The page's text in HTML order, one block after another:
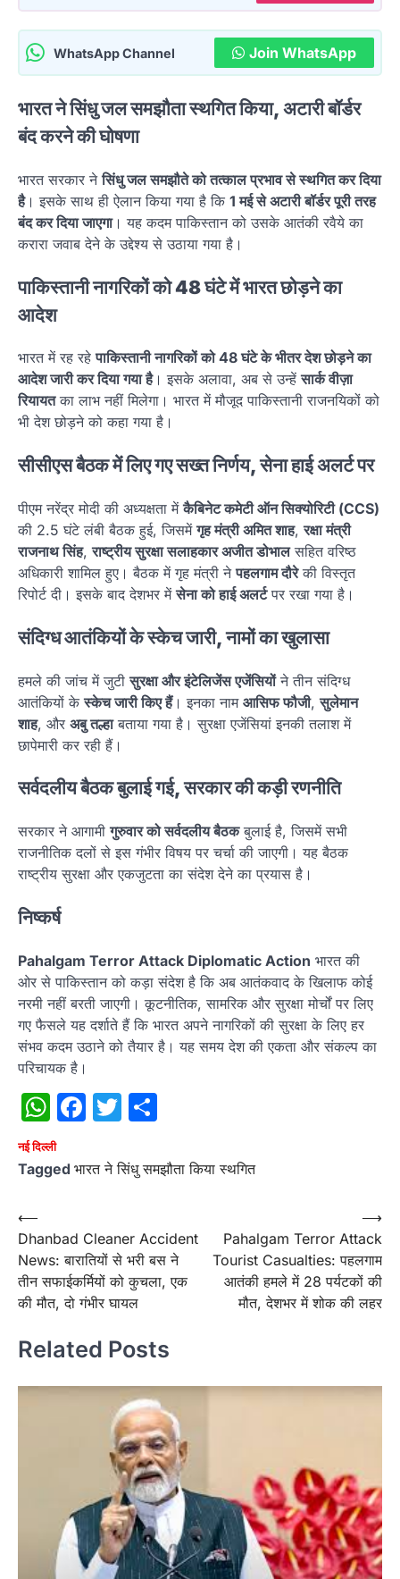
WhatsApp Channel Join WhatsApp
भारत ने सिंधु जल समझौता स्थगित किया, अटारी बॉर्डर
बंद करने की घोषणा
भारत सरकार नेसिंधु जल समझौते को तत्काल प्रभाव से स्थगित कर दिया
है। इसके साथ ही ऐलान किया गया है कि 1 मई से अटारी बॉर्डर पूरी तरह
बंद कर दिया जाएगा। यह कदम पाकिस्तान को उसके आतंकी रवैये का
करारा जवाब देने के उद्देश्य से उठाया गया है।
पाकिस्तानी नागरिकों को 48 घंटे में भारत छोड़ने का
आदेश
भारत में रह रहेपाकिस्तानी नागरिकों को 48 घंटे के भीतर देश छोड़ने का
आदेश जारी कर दिया गया है। इसके अलावा, अब से उन्हेंसार्क वीज़ा
रियायतका लाभ नहीं मिलेगा। भारत में मौजूद पाकिस्तानी राजनयिकों को
भी देश छोड़ने को कहा गया है।
सीसीएस बैठक में लिए गए सख्त निर्णय, सेना हाई अलर्ट पर
पीएम नरेंद्र मोदी की अध्यक्षता मेंकैबिनेट कमेटी ऑन सिक्योरिटी (CCS)
की 2.5 घंटे लंबी बैठक हुई, जिसमेंगृह मंत्री अमित शाह,रक्षा मंत्री
राजनाथ सिंह,राष्ट्रीय सुरक्षा सलाहकार अजीत डोभालसहित वरिष्ठ
अधिकारी शामिल हुए। बैठक में गृह मंत्री नेपहलगाम दौरेकी विस्तृत
रिपोर्ट दी। इसके बाद देशभर मेंसेना को हाई अलर्टपर रखा गया है।
संदिग्ध आतंकियों के स्केच जारी, नामों का खुलासा
हमले की जांच में जुटीसुरक्षा और इंटेलिजेंस एजेंसियोंने तीन संदिग्ध
आतंकियों केस्केच जारी किए हैं। इनका नाम आसिफ फौजी,सुलेमान
शाह, और अबु तल्हाबताया गया है। सुरक्षा एजेंसियां इनकी तलाश में
छापेमारी कर रही हैं।
सर्वदलीय बैठक बुलाई गई, सरकार की कड़ी रणनीति
सरकार ने आगामीगुरुवार को सर्वदलीय बैठकबुलाई है, जिसमें सभी
राजनीतिक दलों से इस गंभीर विषय पर चर्चा की जाएगी। यह बैठक
राष्ट्रीय सुरक्षा और एकजुटता का संदेश देने का प्रयास है।
निष्कर्ष
Pahalgam Terror Attack Diplomatic Action भारत की
ओर से पाकिस्तान को कड़ा संदेश है कि अब आतंकवाद के खिलाफ कोई
नरमी नहीं बरती जाएगी। कूटनीतिक, सामरिक और सुरक्षा मोर्चों पर लिए
गए फैसले यह दर्शाते हैं कि भारत अपने नागरिकों की सुरक्षा के लिए हर
संभव कदम उठाने को तैयार है। यह समय देश की एकता और संकल्प का
परिचायक है।
WhatsApp
Facebook
Twitter
नई दिल्ली
Tagged भारत ने सिंधु समझौता किया स्थगित
Post
navigation
⟵
Dhanbad Cleaner Accident
News: बारातियों से भरी बस ने
तीन सफाईकर्मियों को कुचला, एक
की मौत, दो गंभीर घायल
Pahalgam Terror Attack
Tourist Casualties: पहलगाम
आतंकी हमले में 28 पर्यटकों की
मौत, देशभर में शोक की लहर
⟶
Related Posts